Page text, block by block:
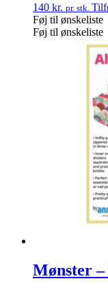
140 kr. pr. stk.
Føj til ønskeliste
Føj til ønskeliste
Mønster